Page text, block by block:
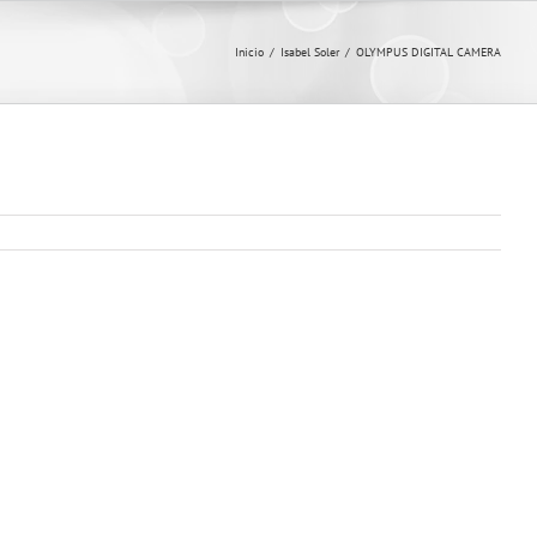
Inicio / Isabel Soler / OLYMPUS DIGITAL CAMERA